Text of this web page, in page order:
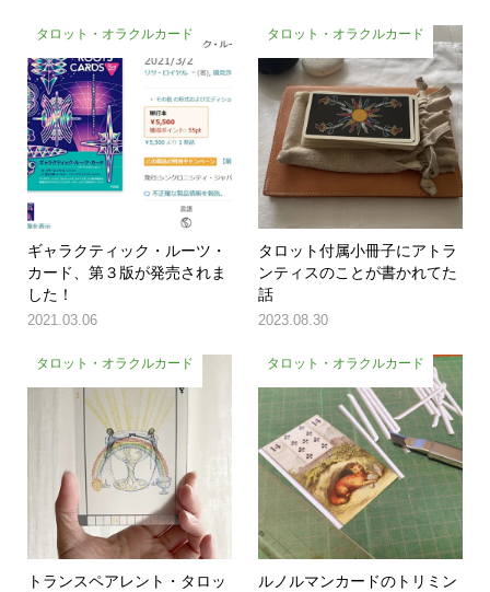
タロット・オラクルカード
ギャラクティック・ルーツ・
カード、第３版が発売されま
した！
2021.03.06
タロット・オラクルカード
タロット付属小冊子にアトラ
ンティスのことが書かれてた
話
2023.08.30
タロット・オラクルカード
トランスペアレント・タロッ
タロット・オラクルカード
ルノルマンカードのトリミン